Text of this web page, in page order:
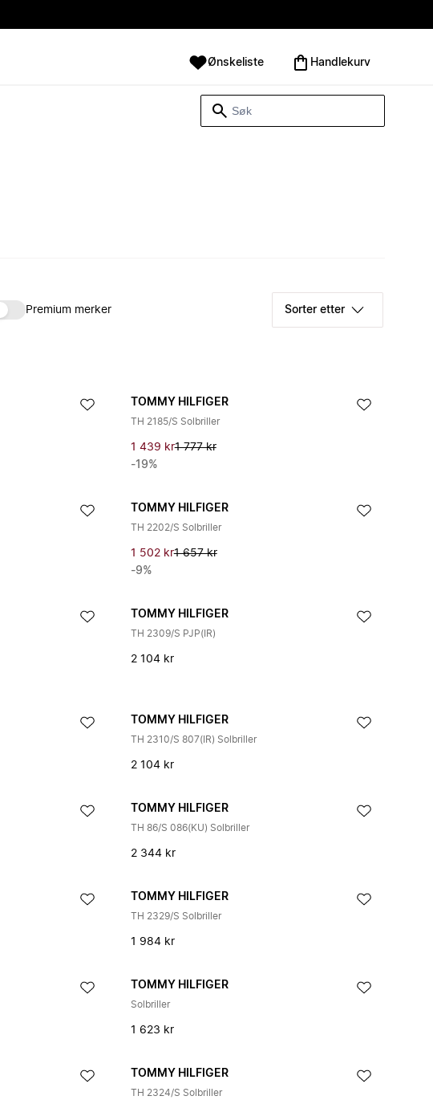
Ønskeliste Handlekurv
Premium merker Sorter etter
TOMMY HILFIGER
TH 2185/S Solbriller
1 439 kr1 777 kr
-19%
TOMMY HILFIGER
TH 2202/S Solbriller
1 502 kr1 657 kr
-9%
TOMMY HILFIGER
TH 2309/S PJP(IR)
2 104 kr
TOMMY HILFIGER
TH 2310/S 807(IR) Solbriller
2 104 kr
TOMMY HILFIGER
TH 86/S 086(KU) Solbriller
2 344 kr
TOMMY HILFIGER
TH 2329/S Solbriller
1 984 kr
TOMMY HILFIGER
Solbriller
1 623 kr
TOMMY HILFIGER
TH 2324/S Solbriller